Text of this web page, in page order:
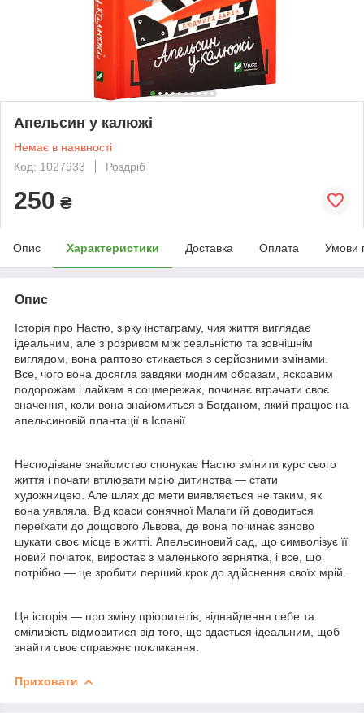
Апельсин у калюжі
Немає в наявності
Код: 1027933
Роздріб
250 ₴
Опис Характеристики Доставка Оплата Умови
Опис
Історія про Настю, зірку інстаграму, чия життя виглядає
ідеальним, але з розривом між реальністю та зовнішнім
виглядом, вона раптово стикається з серйозними змінами.
Все, чого вона досягла завдяки модним образам, яскравим
подорожам і лайкам в соцмережах, починає втрачати своє
значення, коли вона знайомиться з Богданом, який працює на
апельсиновій плантації в Іспанії.
Несподіване знайомство спонукає Настю змінити курс свого
життя і почати втілювати мрію дитинства — стати
художницею. Але шлях до мети виявляється не таким, як
вона уявляла. Від краси сонячної Малаги їй доводиться
переїхати до дощового Львова, де вона починає заново
шукати своє місце в житті. Апельсиновий сад, що символізує її
новий початок, виростає з маленького зернятка, і все, що
потрібно — це зробити перший крок до здійснення своїх мрій.
Ця історія — про зміну пріоритетів, віднайдення себе та
сміливість відмовитися від того, що здається ідеальним, щоб
знайти своє справжнє покликання.
Приховати